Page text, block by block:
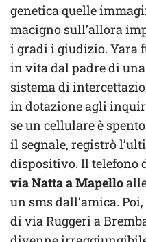
genetica quelle
macigno sull’allora
i gradi i giudizio. Yara
in vita dal padre di
sistema di
in dotazione agli
se un cellulare è
il segnale, registrò
dispositivo. Il telefono
via Natta a Mapello
un sms dall’amica.
di via Ruggeri a